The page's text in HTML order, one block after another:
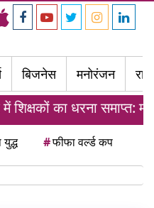
बिजनेस मनोरंजन
का धरना समाप्त:
#फीफा वर्ल्ड कप